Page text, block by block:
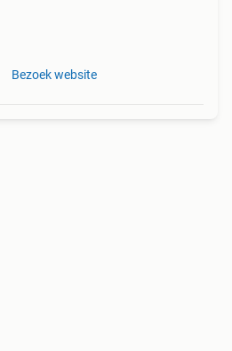
Bezoek website